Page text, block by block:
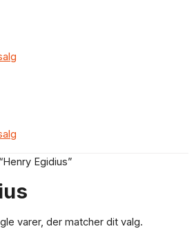
Egidius”
varer, der matcher dit valg.